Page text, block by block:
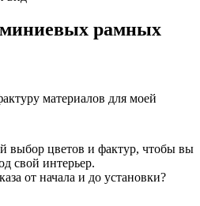
рамных
материалов для моей
выбор цветов и фактур, чтобы вы
свой интерьер.
от начала и до установки?